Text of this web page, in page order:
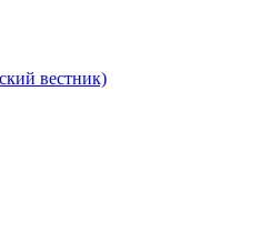
вестник)